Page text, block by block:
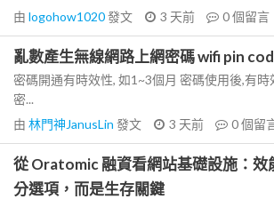
由 logohow1020發文 3 天前 0個留言
亂數產生無線網路上網密碼 wifi pin
密碼開通有時效性, 如1~3個月 密碼使用後,有時
密...
由 林門神JanusLin 發文 3 天前 0個留
從 Oratomic 融資看網站基礎設施：效
分選項，而是生存關鍵